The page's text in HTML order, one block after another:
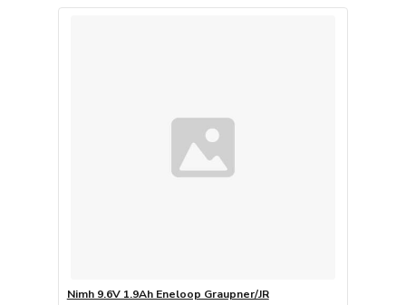
Nimh 9.6V 1.9Ah Eneloop Graupner/JR